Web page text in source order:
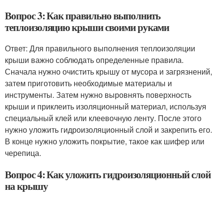
Вопрос 3: Как правильно выполнить
теплоизоляцию крыши своими руками
Ответ: Для правильного выполнения теплоизоляции
крыши важно соблюдать определенные правила.
Сначала нужно очистить крышу от мусора и загрязнений,
затем приготовить необходимые материалы и
инструменты. Затем нужно выровнять поверхность
крыши и приклеить изоляционный материал, используя
специальный клей или клеевочную ленту. После этого
нужно уложить гидроизоляционный слой и закрепить его.
В конце нужно уложить покрытие, такое как шифер или
черепица.
Вопрос 4: Как уложить гидроизоляционный слой
на крышу